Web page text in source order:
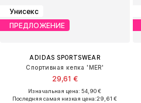
Унисекс
ПРЕДЛОЖЕНИЕ
ADIDAS SPORTSWEAR
Спортивная кепка 'MER'
29,61 €
Изначальная цена: 54,90 €
Последняя самая низкая цена:29,61 €